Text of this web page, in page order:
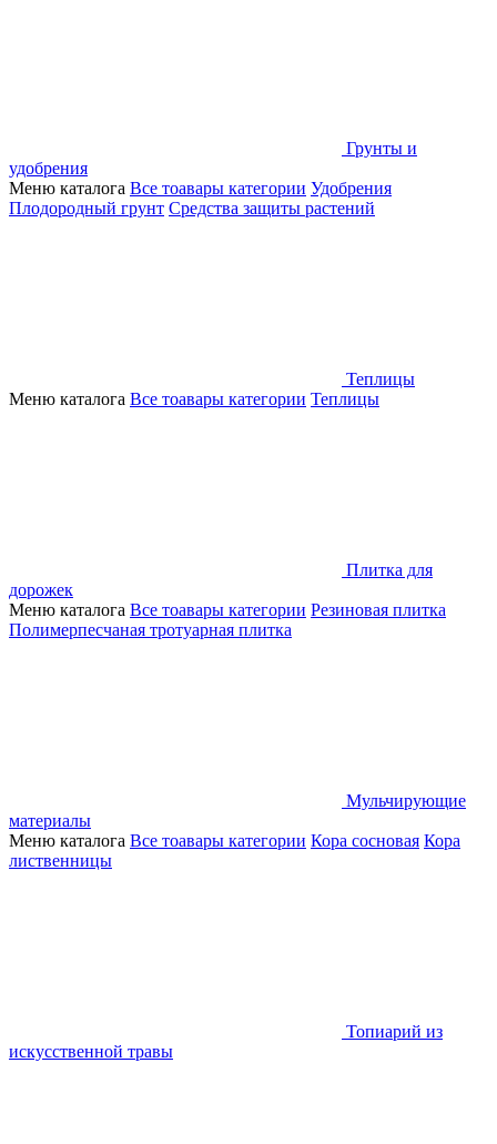
Грунты и
удобрения
Меню каталога Все тоавары категории Удобрения
Плодородный грунт Средства защиты растений
Теплицы
Меню каталога Все тоавары категории Теплицы
Плитка для
дорожек
Меню каталога Все тоавары категории Резиновая плитка
Полимерпесчаная тротуарная плитка
Мульчирующие
материалы
Меню каталога Все тоавары категории Кора сосновая Кора
лиственницы
Топиарий из
искусственной травы